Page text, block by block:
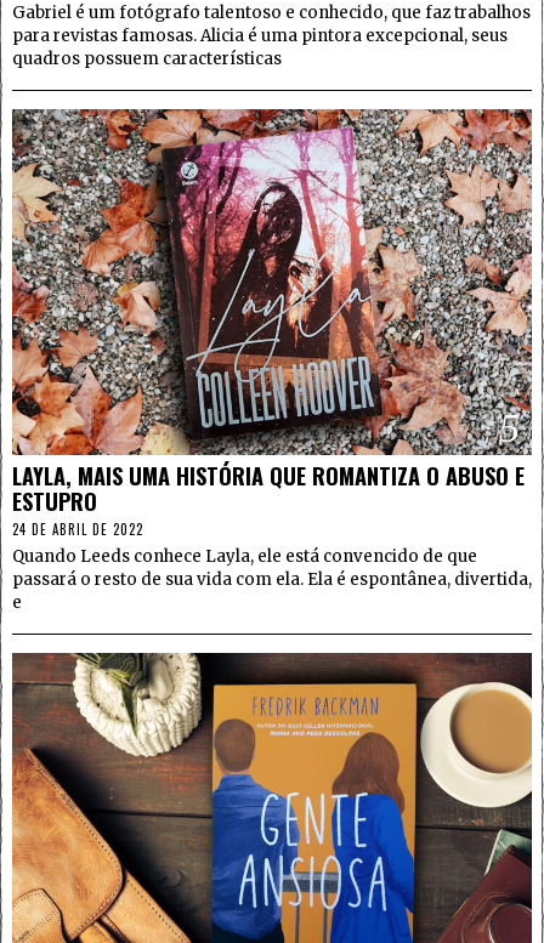
Gabriel é um fotógrafo talentoso e conhecido, que faz trabalhos
para revistas famosas. Alicia é uma pintora excepcional, seus
quadros possuem características
5
LAYLA, MAIS UMA HISTÓRIA QUE ROMANTIZA O ABUSO E
ESTUPRO
24 DE ABRIL DE 2022
Quando Leeds conhece Layla, ele está convencido de que
passará o resto de sua vida com ela. Ela é espontânea, divertida,
e